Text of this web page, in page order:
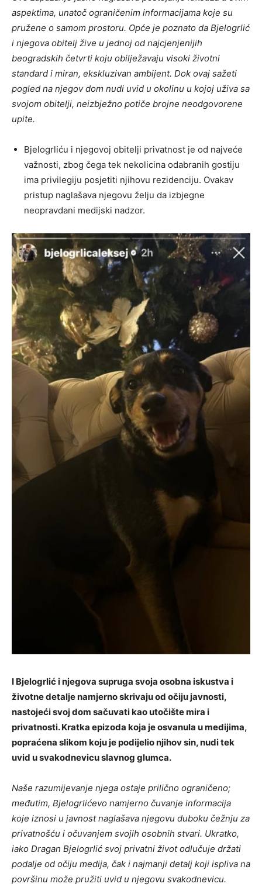
aspektima, unatoč ograničenim informacijama koje su
pružene o samom prostoru. Opće je poznato da Bjelogrlić
i njegova obitelj žive u jednoj od najcjenjenijih
beogradskih četvrti koju obilježavaju visoki životni
standard i miran, ekskluzivan ambijent. Dok ovaj sažeti
pogled na njegov dom nudi uvid u okolinu u kojoj uživa sa
svojom obitelji, neizbježno potiče brojne neodgovorene
upite.
Bjelogrliću i njegovoj obitelji privatnost je od najveće
važnosti, zbog čega tek nekolicina odabranih gostiju
ima privilegiju posjetiti njihovu rezidenciju. Ovakav
pristup naglašava njegovu želju da izbjegne
neopravdani medijski nadzor.
I Bjelogrlić i njegova supruga svoja osobna iskustva i
životne detalje namjerno skrivaju od očiju javnosti,
nastojeći svoj dom sačuvati kao utočište mira i
privatnosti. Kratka epizoda koja je osvanula u medijima,
popraćena slikom koju je podijelio njihov sin, nudi tek
uvid u svakodnevicu slavnog glumca.
Naše razumijevanje njega ostaje prilično ograničeno;
međutim, Bjelogrlićevo namjerno čuvanje informacija
koje iznosi u javnost naglašava njegovu duboku čežnju za
privatnošću i očuvanjem svojih osobnih stvari. Ukratko,
iako Dragan Bjelogrlić svoj privatni život odlučuje držati
podalje od očiju medija, čak i najmanji detalj koji ispliva na
površinu može pružiti uvid u njegovu svakodnevicu.